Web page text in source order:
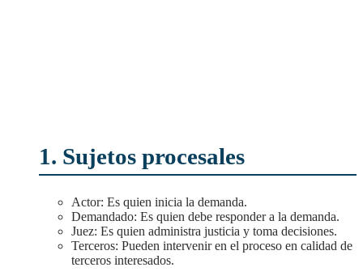
1. Sujetos procesales
Actor: Es quien inicia la demanda.
Demandado: Es quien debe responder a la demanda.
Juez: Es quien administra justicia y toma decisiones.
Terceros: Pueden intervenir en el proceso en calidad de
terceros interesados.